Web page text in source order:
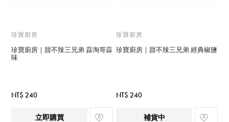
珍寶廚房
珍寶廚房｜甜不辣三兄弟 蒜淘哥蒜
味
NT$ 240
立即購買
珍寶廚房
珍寶廚房｜甜不辣三兄弟 經典椒鹽
NT$ 240
補貨中